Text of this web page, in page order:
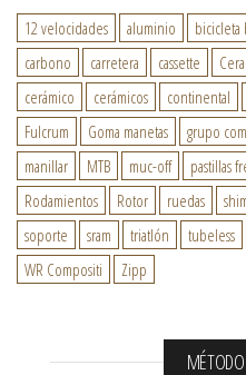
12 velocidades aluminio bicicleta
carbono
carretera cassette
cerámico
cerámicos continental
Fulcrum
Goma manetas grupo
manillar
MTB muc-off pastillas
Rodamientos
Rotor ruedas
soporte
sram triatlón tubeless
WR Compositi
Zipp